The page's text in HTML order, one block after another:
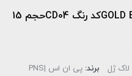
لاک ژل PNS پی ان اس GOLD ERMINEکد رنگ CD04حجم 15
لاک ژل برند: پی ان اس |PNS